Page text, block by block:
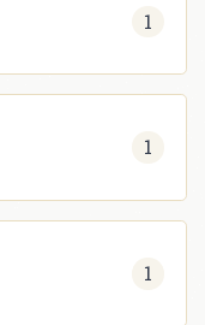
1
1
1